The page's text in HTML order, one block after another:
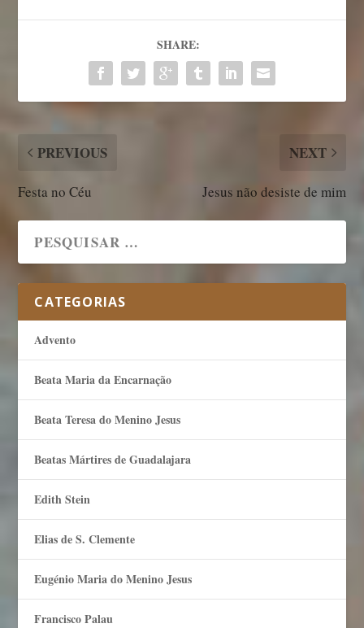
SHARE:
PREVIOUS
Festa no Céu
NEXT
Jesus não desiste de mim
CATEGORIAS
Advento
Beata Maria da Encarnação
Beata Teresa do Menino Jesus
Beatas Mártires de Guadalajara
Edith Stein
Elias de S. Clemente
Eugénio Maria do Menino Jesus
Francisco Palau